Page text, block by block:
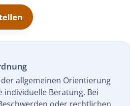
allgemeinen Orientierung
individuelle Beratung. Bei